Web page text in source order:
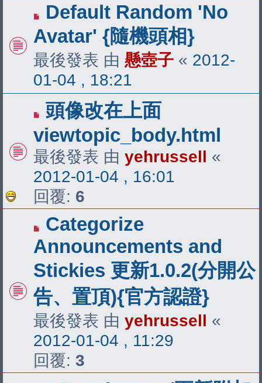
Default Random 'No
Avatar' {隨機頭相}
最後發表 由 懸壺子 « 2012-
01-04 , 18:21
頭像改在上面
viewtopic_body.html
最後發表 由 yehrussell «
2012-01-04 , 16:01
回覆: 6
Categorize
Announcements and
Stickies 更新1.0.2(分開公
告、置頂){官方認證}
最後發表 由 yehrussell «
2012-01-04 , 11:29
回覆: 3